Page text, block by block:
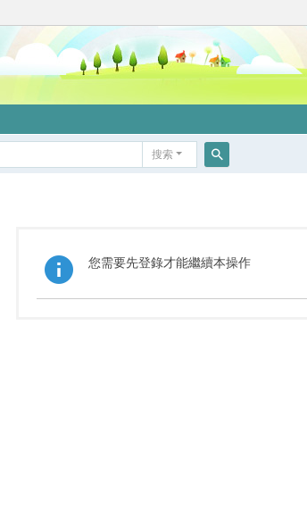
搜索
您需要先登錄才能繼續本操作